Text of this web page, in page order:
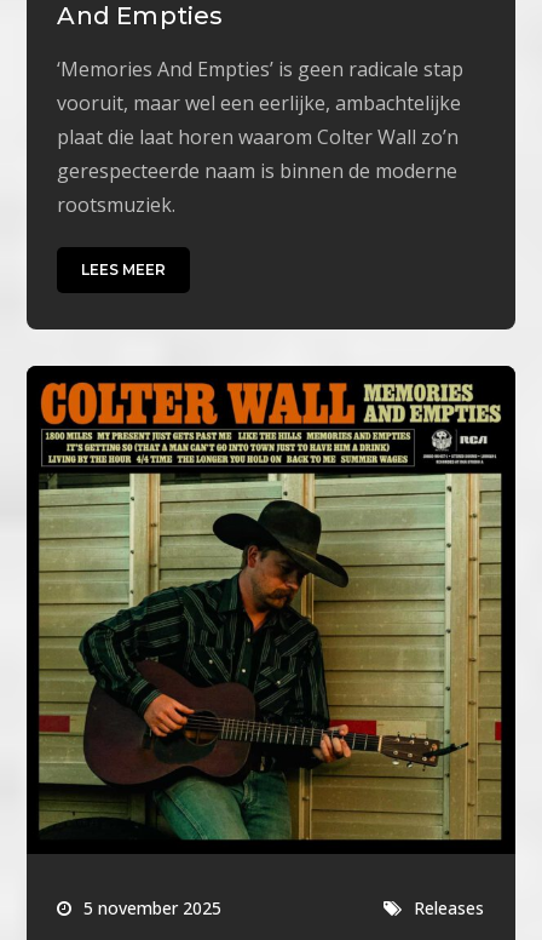
And Empties
‘Memories And Empties’ is geen radicale stap
vooruit, maar wel een eerlijke, ambachtelijke
plaat die laat horen waarom Colter Wall zo’n
gerespecteerde naam is binnen de moderne
rootsmuziek.
LEES MEER
5 november 2025 Releases